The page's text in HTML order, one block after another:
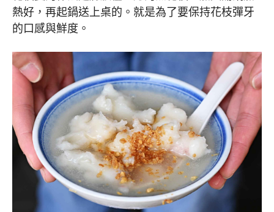
熱好，再起鍋送上桌的。就是為了要保持花枝彈牙
的口感與鮮度。